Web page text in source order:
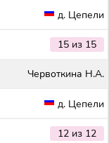
д. Цепели
15 из 15
Червоткина Н.А.
д. Цепели
12 из 12